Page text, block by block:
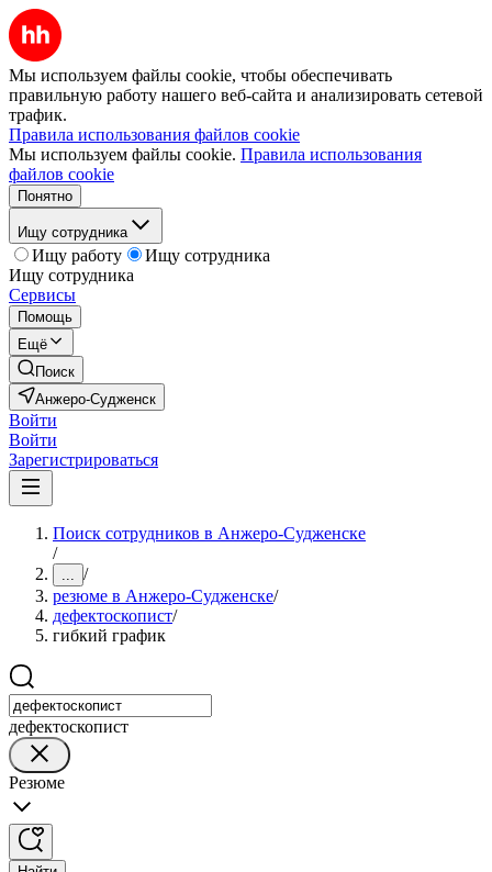
Мы используем файлы cookie, чтобы обеспечивать
правильную работу нашего веб-сайта и анализировать сетевой
трафик.
Правила использования файлов cookie
Мы используем файлы cookie. Правила использования
файлов cookie
Понятно
Ищу сотрудника
Ищу работу
Ищу сотрудника
Ищу сотрудника
Сервисы
Помощь
Ещё
Поиск
Анжеро-Судженск
Войти
Войти
Зарегистрироваться
Поиск сотрудников в Анжеро-Судженске
/
... /
резюме в Анжеро-Судженске/
дефектоскопист/
гибкий график
дефектоскопист
Резюме